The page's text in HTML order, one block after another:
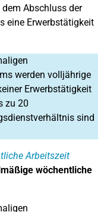
Abschluss der
eine Erwerbstätigkeit
werden volljährige
Erwerbstätigkeit
zu 20
sind
Arbeitszeit
wöchentliche